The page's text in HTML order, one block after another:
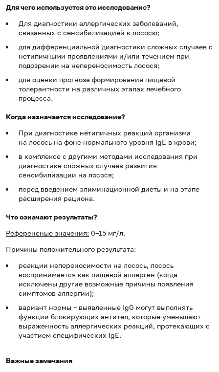
Для чего используется это исследование?
Для диагностики аллергических заболеваний,
связанных с сенсибилизацией к лососю;
для дифференциальной диагностики сложных случаев с
нетипичными проявлениями и/или течением при
подозрении на непереносимость лосося;
для оценки прогноза формирования пищевой
толерантности на различных этапах лечебного
процесса.
Когда назначается исследование?
При диагностике нетипичных реакций организма
на лосось на фоне нормального уровня IgE в крови;
в комплексе с другими методами исследования при
диагностике сложных случаев развития
сенсибилизации на лосося;
перед введением элиминационной диеты и на этапе
расширения рациона.
Что означают результаты?
Референсные значения: 0–15 мг/л.
Причины положительного результата:
реакции непереносимости на лосось, лосось
воспринимается как пищевой аллерген (когда
исключены другие возможные причины появления
симптомов аллергии);
вариант нормы – выявленные IgG могут выполнять
функции блокирующих антител, которые уменьшают
выраженность аллергических реакций, протекающих с
участием специфических IgE.
Важные замечания